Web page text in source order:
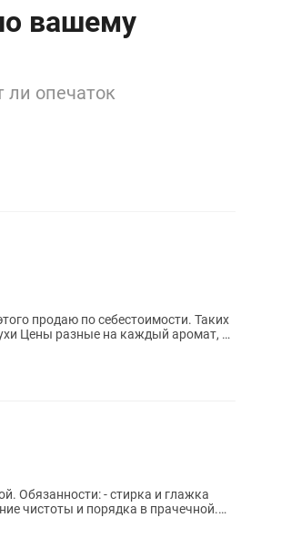
вашему
ли опечаток
продаю по себестоимости. Таких
у
чистоты и порядка в прачечной.